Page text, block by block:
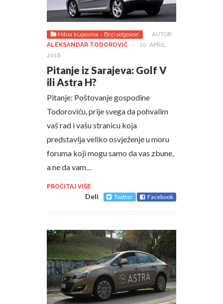
Hitna kupovina - Brzi odgovori
AUTOR:
ALEKSANDAR TODOROVIĆ
-
10. APRIL
2016.
Pitanje iz Sarajeva: Golf V
ili Astra H?
Pitanje: Poštovanje gospodine
Todoroviću, prije svega da pohvalim
vaš rad i vašu stranicu koja
predstavlja veliko osvježenje u moru
foruma koji mogu samo da vas zbune,
a ne da vam…
PROČITAJ VIŠE
Deli Twitter Facebook